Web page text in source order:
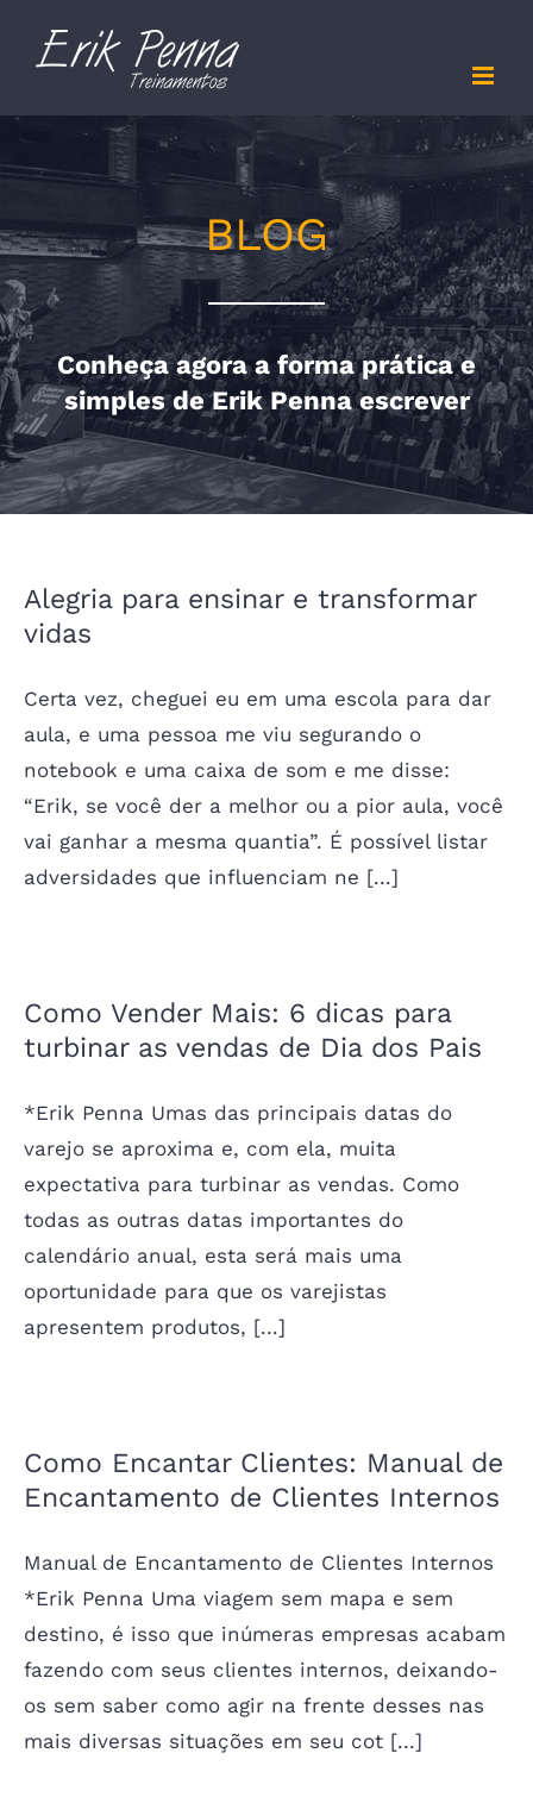
BLOG
Conheça agora a forma prática e
simples de Erik Penna escrever
Alegria para ensinar e transformar
vidas
Certa vez, cheguei eu em uma escola para dar
aula, e uma pessoa me viu segurando o
notebook e uma caixa de som e me disse:
“Erik, se você der a melhor ou a pior aula, você
vai ganhar a mesma quantia”. É possível listar
adversidades que influenciam ne [...]
Como Vender Mais: 6 dicas para
turbinar as vendas de Dia dos Pais
*Erik Penna Umas das principais datas do
varejo se aproxima e, com ela, muita
expectativa para turbinar as vendas. Como
todas as outras datas importantes do
calendário anual, esta será mais uma
oportunidade para que os varejistas
apresentem produtos, [...]
Como Encantar Clientes: Manual de
Encantamento de Clientes Internos
Manual de Encantamento de Clientes Internos
*Erik Penna Uma viagem sem mapa e sem
destino, é isso que inúmeras empresas acabam
fazendo com seus clientes internos, deixando-
os sem saber como agir na frente desses nas
mais diversas situações em seu cot [...]